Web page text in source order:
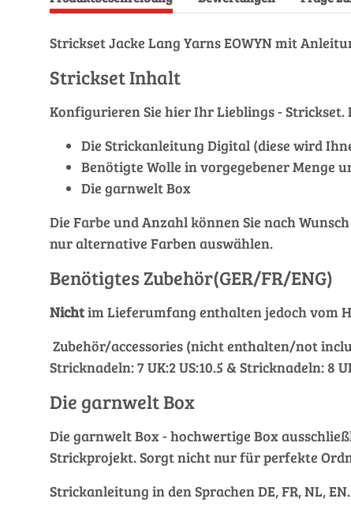
Strickset Jacke Lang Yarns EOWYN mit
Strickset Inhalt
Konfigurieren Sie hier Ihr Lieblings -
Die Strickanleitung Digital (diese wird
Benötigte Wolle in vorgegebener Menge
Die garnwelt Box
Die Farbe und Anzahl können Sie nach
nur alternative Farben auswählen.
Benötigtes Zubehör(GER/FR/ENG)
Nichtim Lieferumfang enthalten jedoch vom
Zubehör/accessories (nicht enthalten/not
Stricknadeln: 7 UK:2 US:10.5 & Stricknadeln: 8
Die garnwelt Box
Die garnwelt Box - hochwertige Box
Strickprojekt. Sorgt nicht nur für perfekte
Strickanleitung in den Sprachen DE, FR, NL, EN.